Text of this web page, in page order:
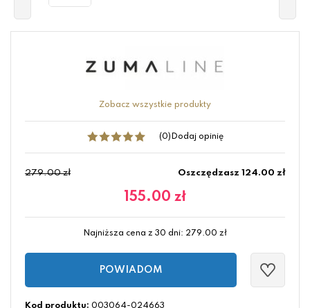
Zobacz wszystkie produkty
(0) Dodaj opinię
279.00 zł Oszczędzasz 124.00 zł
155.00 zł
Najniższa cena z 30 dni: 279.00 zł
POWIADOM
Kod produktu: 003064-024663